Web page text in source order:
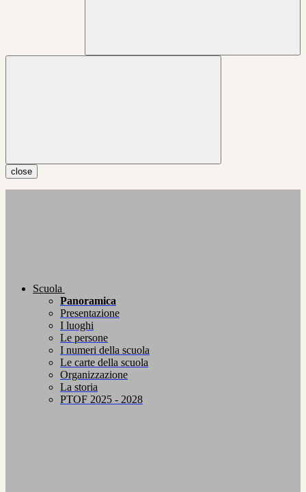
close
Scuola
Panoramica
Presentazione
I luoghi
Le persone
I numeri della scuola
Le carte della scuola
Organizzazione
La storia
PTOF 2025 - 2028